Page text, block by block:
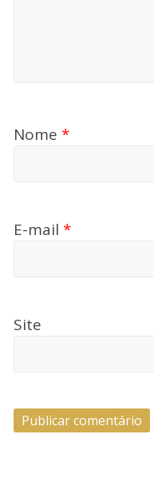
Nome *
E-mail *
Site